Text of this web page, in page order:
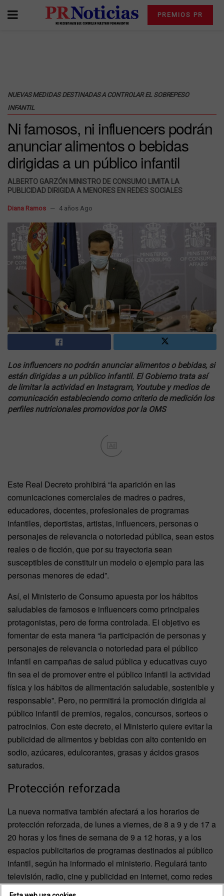
PREMIOS PR
NUEVAS MEDIDAS DESTINADAS A CONTROLAR EL SOBREPESO
INFANTIL
Ni famosos, ni influencers podrán
anunciar alimentos o bebidas
dirigidas a un público infantil
ALBERTO GARZÓN MINISTRO DE CONSUMO LIMITA LA
PUBLICIDAD DIRIGIDA A MENORES EN REDES SOCIALES
Diana Ramos 4 años Ago
Los influencers no podrán anunciar alimentos o bebidas, si
están dirigidas a un público infantil. El Gobierno trata así
de limitar la actividad en Instagram, Youtube y medios de
comunicación estableciendo como criterio de medición los
perfiles nutricionales promovidos por la OMS
Ad
Este Real Decreto prohibirá “la aparición en las
comunicaciones comerciales de madres o padres,
educadores, docentes, profesionales de programas
infantiles, deportistas, artistas, influencers, personas o
personajes de relevancia o notoriedad pública, sean estos
reales o de ficción, que por su trayectoria sean
susceptibles de constituir un modelo o ejemplo para las
personas menores de edad”.
Así, el Ministerio de Consumo apuesta por los hábitos
saludables de famosos e influencers como principales
protagonistas, pero de forma controlada. El objetivo es
fomentar de esta manera “la participación de personas y
personajes de relevancia o notoriedad para el público
infantil en campañas de salud pública y educativas cuyo
fin sea el de promover entre el público infantil la actividad
física y los hábitos de alimentación saludable, sostenible y
responsable”. Pero, no permitirá la promoción dirigida al
público infantil de premios, regalos, concursos, sorteos o
patrocinios. Con este decreto, el Ministerio quiere evitar la
publicidad de alimentos y bebidas con alto contenido en
sodio, azúcares, edulcorantes, grasas y ácidos grasos
saturados.
Protección reforzada
La nueva normativa también afectará a los horarios de
protección reforzada, de lunes a viernes, de 8 a 9 y de 17 a
20 horas y los fines de semana de 9 a 12 horas, y a los
espacios publicitarios de programas destinados al público
infantil, según ha informado el ministerio. Regulará tanto
televisión, radio, cine y publicidad en internet, como redes
sociales, webs o aps, cuando los contenidos se dirijan a